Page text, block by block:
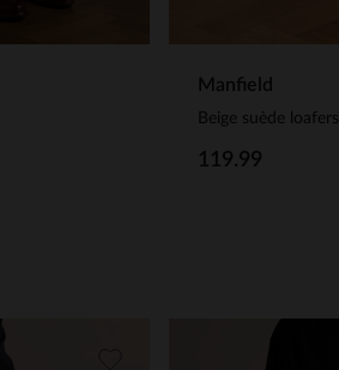
Manfield
Beige suède loafers
119.99